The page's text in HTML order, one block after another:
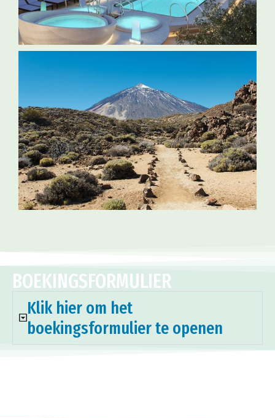
BOEKINGSFORMULIER
Klik hier om het
boekingsformulier te openen